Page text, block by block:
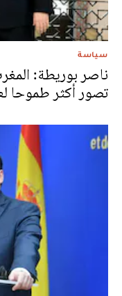
سياسة
ناصر بوريطة:
تصور أكثر طموحا